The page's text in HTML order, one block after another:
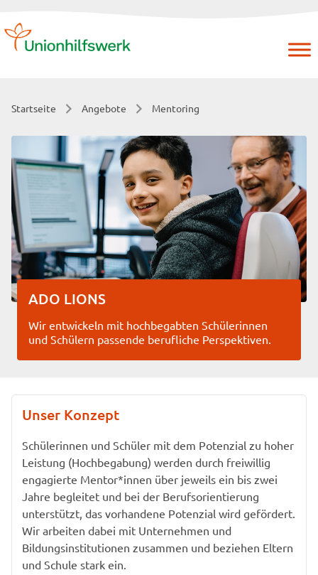
Skip
Startseite Angebote Mentoring
ADO LIONS
Wir entwickeln mit hochbegabten Schülerinnen
und Schülern passende berufliche Perspektiven.
Unser Konzept
Schülerinnen und Schüler mit dem Potenzial zu hoher
Leistung (Hochbegabung) werden durch freiwillig
engagierte Mentor*innen über jeweils ein bis zwei
Jahre begleitet und bei der Berufsorientierung
unterstützt, das vorhandene Potenzial wird gefördert.
Wir arbeiten dabei mit Unternehmen und
Bildungsinstitutionen zusammen und beziehen Eltern
und Schule stark ein.